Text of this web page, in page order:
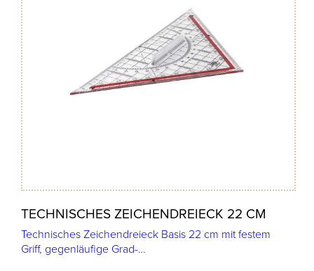
TECHNISCHES ZEICHENDREIECK 22 CM
Technisches Zeichendreieck Basis 22 cm mit festem
Griff, gegenläufige Grad-…